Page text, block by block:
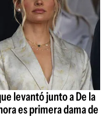
levantó junto a De la
es primera dama de